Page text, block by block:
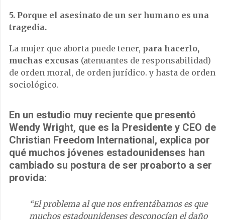
5. Porque el asesinato de un ser humano es una
tragedia.
La mujer que aborta puede tener, para hacerlo,
muchas excusas (atenuantes de responsabilidad)
de orden moral, de orden jurídico. y hasta de orden
sociológico.
En un estudio muy reciente que presentó
Wendy Wright, que es la Presidente y CEO de
Christian Freedom International, explica por
qué muchos jóvenes estadounidenses han
cambiado su postura de ser proaborto a ser
provida:
“El problema al que nos enfrentábamos es que
muchos estadounidenses desconocían el daño